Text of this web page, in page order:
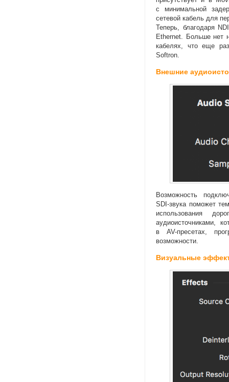
с минимальной
сетевой кабель для
Теперь, благодаря
Ethernet. Больше нет
кабелях,
что еще раз
Softron.
Внешние
Возможность
SDI-звука поможет тем
использования
аудиоисточниками
в AV-пресетах ,
возможности.
Визуальные